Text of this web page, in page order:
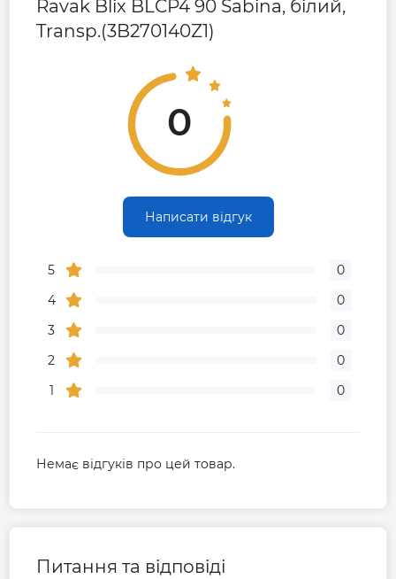
Ravak Blix BLCP4 90 Sabina, білий,
Transp.(3B270140Z1)
0
Написати відгук
5
0
4
0
3
0
2
0
1
0
Немає відгуків про цей товар.
Питання та відповіді